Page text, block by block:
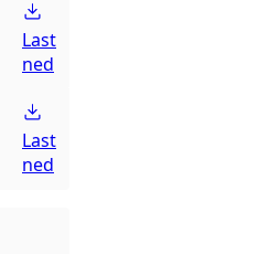
Last
ned
Last
ned